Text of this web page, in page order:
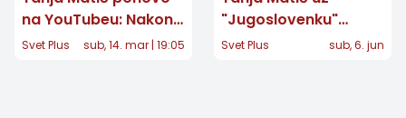
na YouTubeu: Nakon
gašenja kanala
Svet Plus sub, 14. mar | 19:05
"Jugoslovenku"
dirnula pratioce: Nije
Svet Plus sub, 6. jun